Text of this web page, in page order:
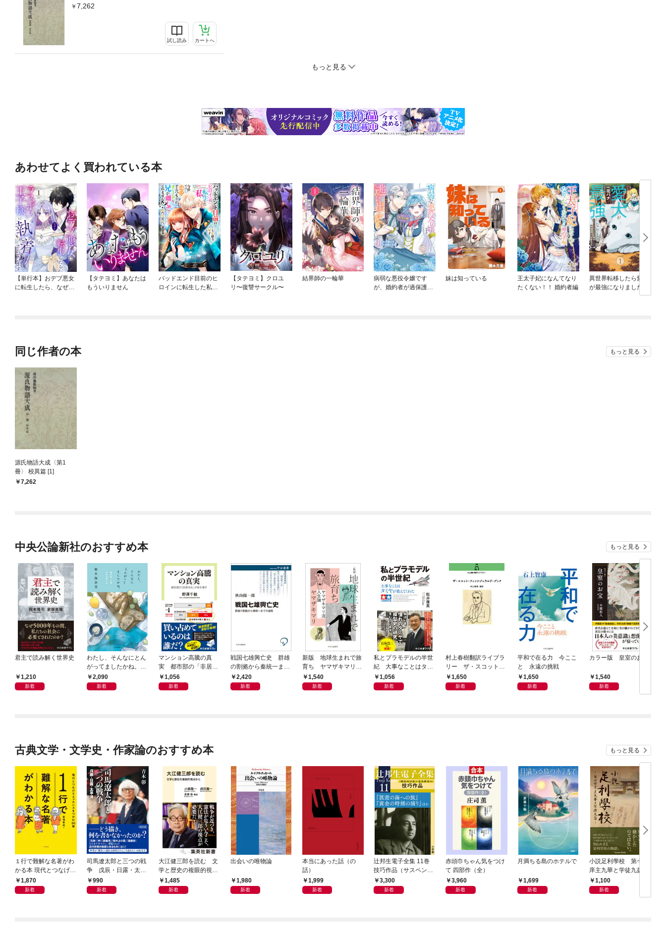
7,262
試し読み カートへ
もっと見る
あわせてよく買われている本
【単行本】おデブ悪女
に転生したら、なぜか
【タテヨミ】あなたは
もういりません
バッドエンド目前のヒ
ロインに転生した私、
【タテヨミ】クロユ
リ〜復讐サークル〜
結界師の一輪華
病弱な悪役令嬢です
が、婚約者が過保護す
妹は知っている
王太子妃になんてなり
たくない！！ 婚約者編
異世界転移したら愛犬
が最強になりました ～
シルバーフェンリルと
同じ作者の本 もっと見る
源氏物語大成〈第1
冊〉 校異篇 [1]
7,262
中央公論新社のおすすめ本 もっと見る
君主で読み解く世界史
1,210
新着
わたし、そんなにとん
がってましたかね。
獅子座、Ａ型、丙午は
めぐる
2,090
新着
マンション高騰の真
実 都市部の「非居住
化」が街を壊す
1,056
新着
戦国七雄興亡史 群雄
の割拠から秦統一まで
の道程
2,420
新着
新版 地球生まれで旅
育ち ヤマザキマリ流
人生論
1,540
新着
私とプラモデルの半世
紀 大事なことはタミ
ヤが教えてくれた
1,056
新着
村上春樹翻訳ライブラ
リー ザ・スコット・
フィッツジェラルド・
ブック
1,650
新着
平和で在る力 今ここ
と 永遠の挑戦
1,650
新着
カラー版 皇室のお宝
1,540
新着
古典文学・文学史・作家論のおすすめ本 もっと見る
１行で難解な名著がわ
かる本 現代とつなげて
エッセンスをつかむ50
冊
1,870
新着
司馬遼太郎と三つの戦
争 戊辰・日露・太平
洋990
新着
大江健三郎を読む 文
学と歴史の複眼的視点
から1,485
新着
出会いの唯物論
1,980
新着
本当にあった話（の
話）
1,999
新着
辻邦生電子全集 11巻
技巧作品（サスペン
ス・ミステリー） 『眞
晝の海への旅』『黄金
3,300
新着
赤頭巾ちゃん気をつけ
て 四部作（全）
3,960
新着
月満ちる島のホテルで
1,699
新着
小説足利學校 第七世
庠主九華と学徒九益
1,100
新着